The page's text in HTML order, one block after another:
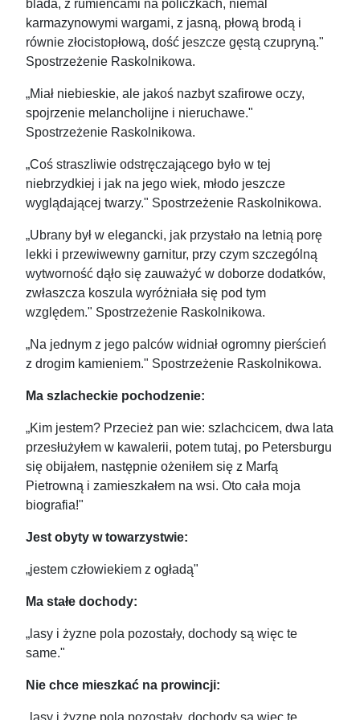
blada, z rumieńcami na policzkach, niemal
karmazynowymi wargami, z jasną, płową brodą i
równie złocistopłową, dość jeszcze gęstą czupryną."
Spostrzeżenie Raskolnikowa.
„Miał niebieskie, ale jakoś nazbyt szafirowe oczy,
spojrzenie melancholijne i nieruchawe."
Spostrzeżenie Raskolnikowa.
„Coś straszliwie odstręczającego było w tej
niebrzydkiej i jak na jego wiek, młodo jeszcze
wyglądającej twarzy." Spostrzeżenie Raskolnikowa.
„Ubrany był w elegancki, jak przystało na letnią porę
lekki i przewiwewny garnitur, przy czym szczególną
wytworność dąło się zauważyć w doborze dodatków,
zwłaszcza koszula wyróżniała się pod tym
względem." Spostrzeżenie Raskolnikowa.
„Na jednym z jego palców widniał ogromny pierścień
z drogim kamieniem." Spostrzeżenie Raskolnikowa.
Ma szlacheckie pochodzenie:
„Kim jestem? Przecież pan wie: szlachcicem, dwa lata
przesłużyłem w kawalerii, potem tutaj, po Petersburgu
się obijałem, następnie ożeniłem się z Marfą
Pietrowną i zamieszkałem na wsi. Oto cała moja
biografia!"
Jest obyty w towarzystwie:
„jestem człowiekiem z ogładą"
Ma stałe dochody:
„lasy i żyzne pola pozostały, dochody są więc te
same."
Nie chce mieszkać na prowincji: